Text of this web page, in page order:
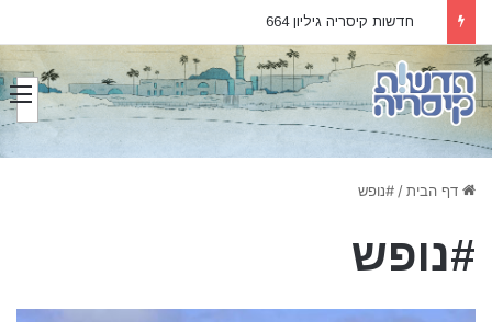
חדשות קיסריה גיליון 664
דף הבית/ #נופש
#נופש